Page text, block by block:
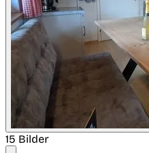
15 Bilder